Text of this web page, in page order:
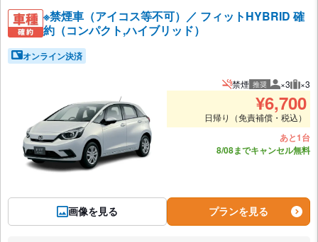
※禁煙車（アイコス等不可）／ フィットHYBRID 確
約（コンパクト,ハイブリッド）
オンライン決済
画像を見る
禁煙 推奨 推奨人数
×3 推
×3
¥6,700
日帰り（免責補償・税込）
あと1台
8/08までキャンセル無料
プランを見る